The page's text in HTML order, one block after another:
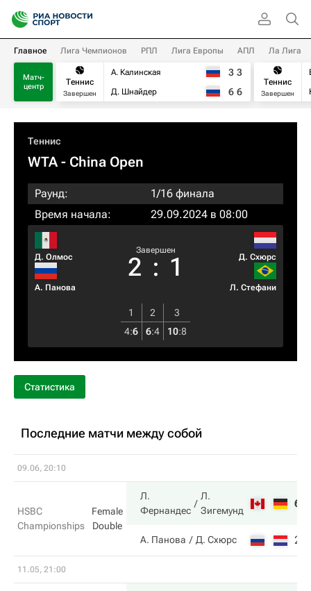
Главное Лига Чемпионов РПЛ Лига Европы АПЛ Ла Лига
Матч-
центр
Теннис
Завершен
А. Калинская
Д. Шнайдер
3 3
6 6
Теннис
Завершен
Теннис
WTA- China Open
Раунд:
1/16 финала
Время начала:
29.09.2024 в 08:00
Д. Олмос
А. Панова
Завершен
2 : 1 Д. Схюрс
Л. Стефани
1 2
3
4:6 6:4 10:8
Статистика
Последние матчи между собой
09.06, 20:10
HSBC
Championships
Female
Double
Л.
Фернандес
Л.
Зигемунд
6
А. Панова Д. Схюрс 2
11.05, 21:00